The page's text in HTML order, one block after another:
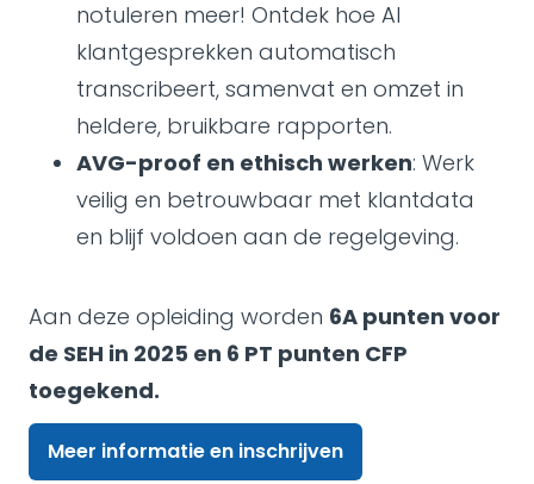
notuleren meer! Ontdek hoe AI
klantgesprekken automatisch
transcribeert, samenvat en omzet in
heldere, bruikbare rapporten.
AVG-proof en ethisch werken: Werk
veilig en betrouwbaar met klantdata
en blijf voldoen aan de regelgeving.
Aan deze opleiding worden 6A punten voor
de SEH in 2025 en 6 PT punten CFP
toegekend.
Meer informatie en inschrijven